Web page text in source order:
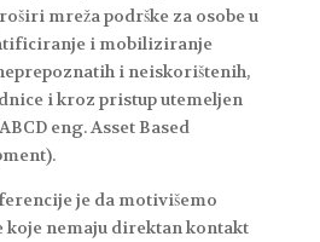
mreža podrške za osobe u
i mobiliziranje
i neiskorištenih,
i kroz pristup utemeljen
eng. Asset Based
je da motivišemo
nemaju direktan kontakt